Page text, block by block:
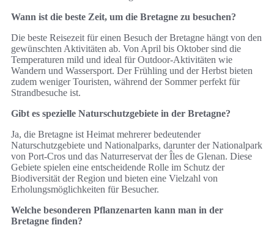
Wann ist die beste Zeit, um die Bretagne zu besuchen?
Die beste Reisezeit für einen Besuch der Bretagne hängt von den
gewünschten Aktivitäten ab. Von April bis Oktober sind die
Temperaturen mild und ideal für Outdoor-Aktivitäten wie
Wandern und Wassersport. Der Frühling und der Herbst bieten
zudem weniger Touristen, während der Sommer perfekt für
Strandbesuche ist.
Gibt es spezielle Naturschutzgebiete in der Bretagne?
Ja, die Bretagne ist Heimat mehrerer bedeutender
Naturschutzgebiete und Nationalparks, darunter der Nationalpark
von Port-Cros und das Naturreservat der Îles de Glenan. Diese
Gebiete spielen eine entscheidende Rolle im Schutz der
Biodiversität der Region und bieten eine Vielzahl von
Erholungsmöglichkeiten für Besucher.
Welche besonderen Pflanzenarten kann man in der
Bretagne finden?